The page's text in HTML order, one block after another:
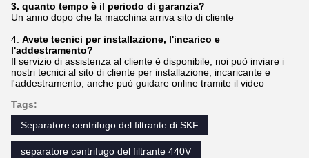
3. quanto tempo è il periodo di garanzia?
Un anno dopo che la macchina arriva sito di cliente
4. Avete tecnici per installazione, l'incarico e
l'addestramento?
Il servizio di assistenza al cliente è disponibile, noi può inviare i
nostri tecnici al sito di cliente per installazione, incaricante e
l'addestramento, anche può guidare online tramite il video
Tags:
Separatore centrifugo del filtrante di SKF
separatore centrifugo del filtrante 440V